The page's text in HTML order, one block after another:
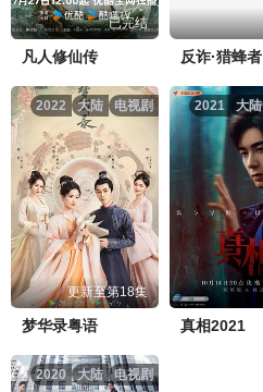
已完结
凡人修仙传 反诈·猎蜂者
电视剧
大陆
2022
更新至第18集
梦华录粤语
大陆
2021
真相2021
电视剧
大陆
2020